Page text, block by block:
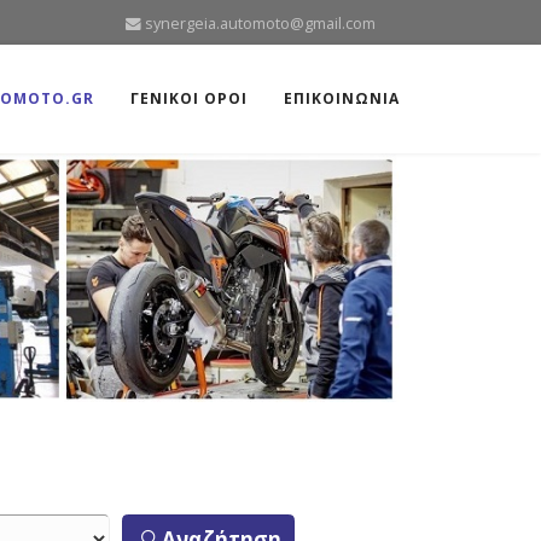
synergeia.automoto@gmail.com
ΓΕΝΙΚΟΙ ΟΡΟΙ ΕΠΙΚΟΙΝΩΝΙΑ